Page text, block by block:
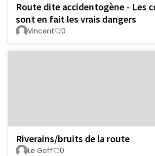
Route dite accidentogène - Les
sont en fait les vrais dangers
Vincent 0
Riverains/bruits de la route
Le Goff 0